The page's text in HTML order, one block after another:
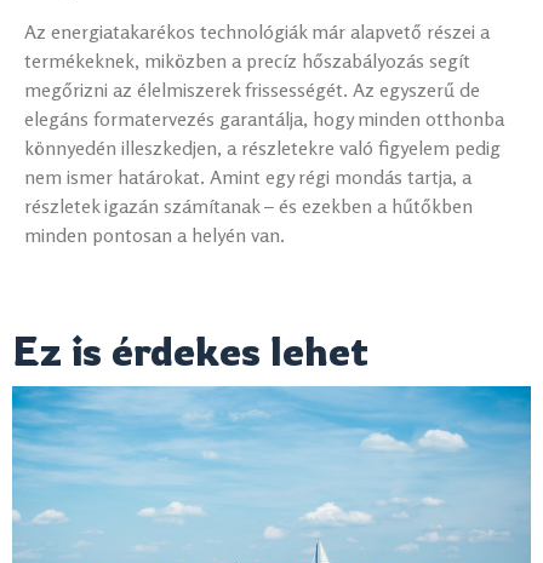
Az energiatakarékos technológiák már alapvető részei a
termékeknek, miközben a precíz hőszabályozás segít
megőrizni az élelmiszerek frissességét. Az egyszerű de
elegáns formatervezés garantálja, hogy minden otthonba
könnyedén illeszkedjen, a részletekre való figyelem pedig
nem ismer határokat. Amint egy régi mondás tartja, a
részletek igazán számítanak – és ezekben a hűtőkben
minden pontosan a helyén van.
Ez is érdekes lehet